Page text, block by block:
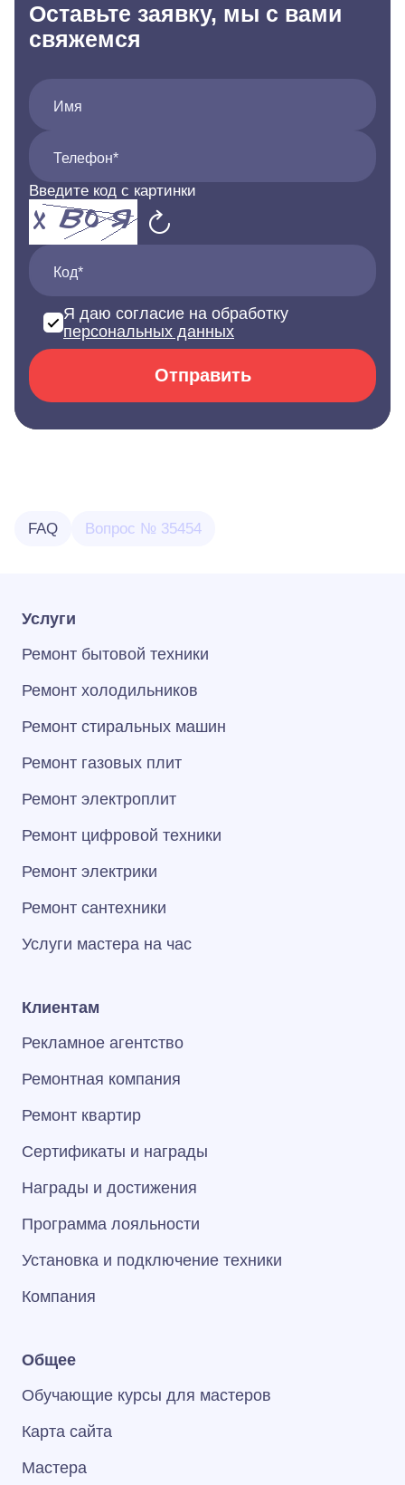
Оставьте заявку, мы с вами
свяжемся
Имя
Телефон*
Введите код с картинки
Код*
Я даю согласие на обработку
персональных данных
Отправить
FAQ Вопрос № 35454
Услуги
Ремонт бытовой техники
Ремонт холодильников
Ремонт стиральных машин
Ремонт газовых плит
Ремонт электроплит
Ремонт цифровой техники
Ремонт электрики
Ремонт сантехники
Услуги мастера на час
Клиентам
Рекламное агентство
Ремонтная компания
Ремонт квартир
Сертификаты и награды
Награды и достижения
Программа лояльности
Установка и подключение техники
Компания
Общее
Обучающие курсы для мастеров
Карта сайта
Мастера